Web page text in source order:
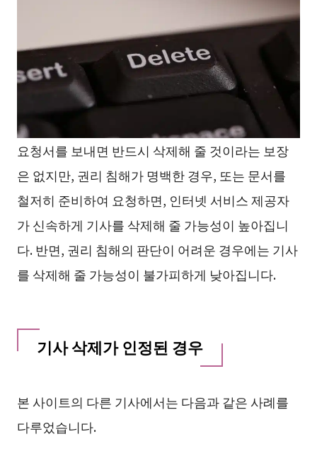
요청서를 보내면 반드시 삭제해 줄 것이라는 보장
은 없지만, 권리 침해가 명백한 경우, 또는 문서를
철저히 준비하여 요청하면, 인터넷 서비스 제공자
가 신속하게 기사를 삭제해 줄 가능성이 높아집니
다. 반면, 권리 침해의 판단이 어려운 경우에는 기사
를 삭제해 줄 가능성이 불가피하게 낮아집니다.
기사 삭제가 인정된 경우
본 사이트의 다른 기사에서는 다음과 같은 사례를
다루었습니다.